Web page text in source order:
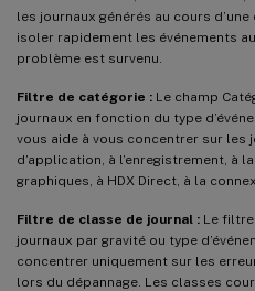
les journaux générés au cours
isoler rapidement les événements
problème est survenu.
Filtre de catégorie : Le champ
journaux en fonction du type
vous aide à vous concentrer sur les
d’application, à l’enregistrement, à
graphiques, à HDX Direct, à la
Filtre de classe de journal : Le
journaux par gravité ou type
concentrer uniquement sur les
lors du dépannage. Les classes